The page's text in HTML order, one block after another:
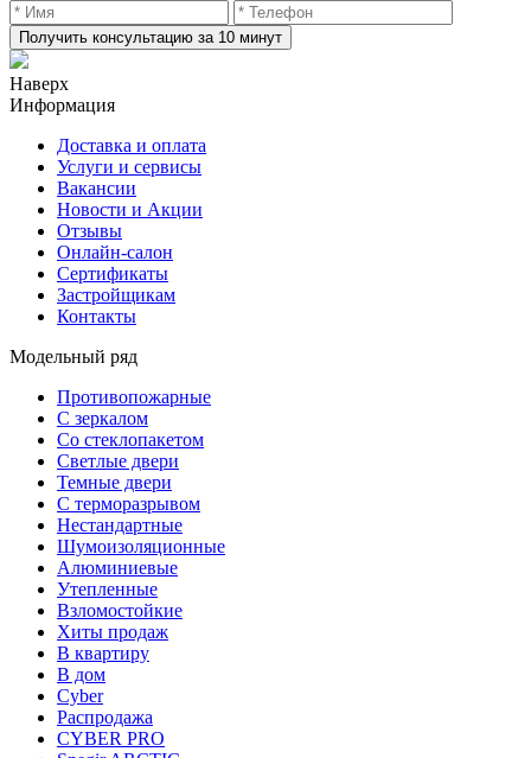
Получить консультацию за 10 минут
Наверх
Информация
Доставка и оплата
Услуги и сервисы
Вакансии
Новости и Акции
Отзывы
Онлайн-салон
Сертификаты
Застройщикам
Контакты
Модельный ряд
Противопожарные
С зеркалом
Со стеклопакетом
Светлые двери
Темные двери
С терморазрывом
Нестандартные
Шумоизоляционные
Алюминиевые
Утепленные
Взломостойкие
Хиты продаж
В квартиру
В дом
Cyber
Распродажа
CYBER PRO